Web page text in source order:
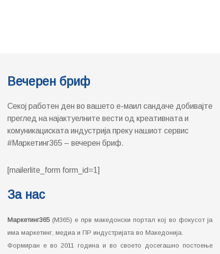
Вечерен бриф
Секој работен ден во вашето е-маил сандаче добивајте
преглед на најактуелните вести од креативната и
комуникациската индустрија преку нашиот сервис
#Маркетинг365 – вечерен бриф.
[mailerlite_form form_id=1]
За нас
Маркетинг365(М365) е прв македонски портал кој во фокусот ја
има маркетинг, медиа и ПР индустријата во Македонија.
Формиран е во 2011 година и во своето досегашно постоење